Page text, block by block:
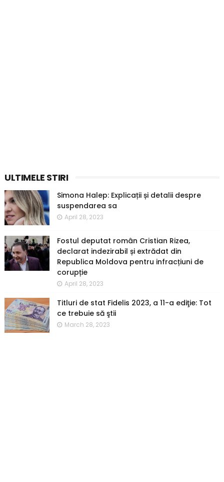
ULTIMELE STIRI
Simona Halep: Explicații și detalii despre
suspendarea sa
April 28, 2023
Fostul deputat român Cristian Rizea,
declarat indezirabil și extrădat din
Republica Moldova pentru infracțiuni de
corupție
April 28, 2023
Titluri de stat Fidelis 2023, a 11-a ediţie: Tot
ce trebuie să ştii
March 28, 2023